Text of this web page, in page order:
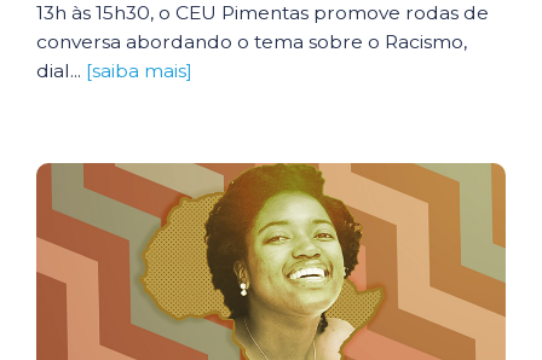
13h às 15h30, o CEU Pimentas promove rodas de
conversa abordando o tema sobre o Racismo,
dial... [saiba mais]